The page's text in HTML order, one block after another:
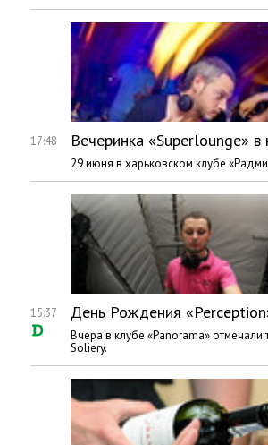
17:48 Вечеринка «Superlounge»
29 июня в харьковском клубе
15:37 День Рождения
Вчера в клубе «Panorama»
Soliery.